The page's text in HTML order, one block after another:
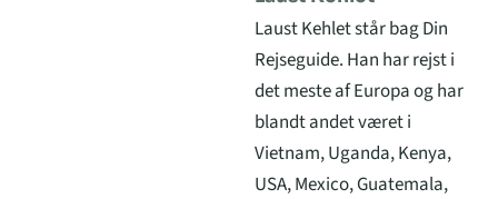
Laust Kehlet står bag Din
Rejseguide. Han har rejst i
det meste af Europa og har
blandt andet været i
Vietnam, Uganda, Kenya,
USA, Mexico, Guatemala,